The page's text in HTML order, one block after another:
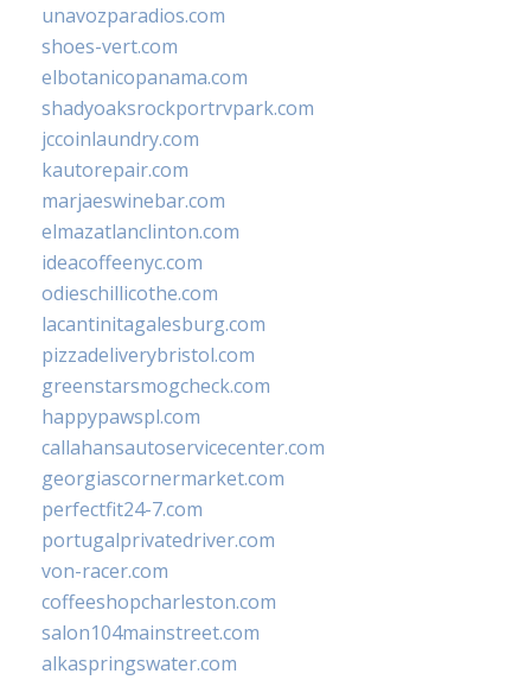
unavozparadios.com
shoes-vert.com
elbotanicopanama.com
shadyoaksrockportrvpark.com
jccoinlaundry.com
kautorepair.com
marjaeswinebar.com
elmazatlanclinton.com
ideacoffeenyc.com
odieschillicothe.com
lacantinitagalesburg.com
pizzadeliverybristol.com
greenstarsmogcheck.com
happypawspl.com
callahansautoservicecenter.com
georgiascornermarket.com
perfectfit24-7.com
portugalprivatedriver.com
von-racer.com
coffeeshopcharleston.com
salon104mainstreet.com
alkaspringswater.com